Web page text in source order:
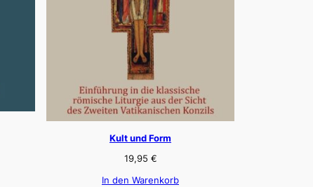
Kult und Form
19,95 €
In den Warenkorb